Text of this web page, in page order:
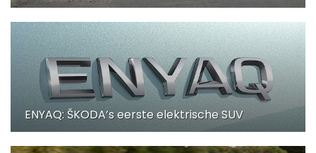
ENYAQ: ŠKODA’s eerste elektrische SUV